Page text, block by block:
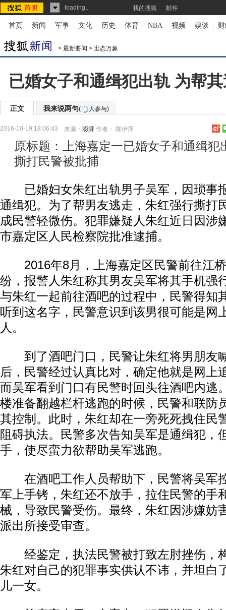
loading... 我的搜狐 邮件
首页 - 新闻 - 军事 - 文化 - 历史 - 体育 - NBA - 视频 - 娱谈 -
> 最新要闻 > 世态万象
已婚女子和通缉犯出轨 为帮
正文 我来说两句( 人参与)
2016-10-19 18:06:43 来源： 澎湃 作者： 陈伊萍
原标题：上海嘉定一已婚女子和通缉犯
撕打民警被批捕
已婚妇女朱红出轨男子吴军，因琐事
通缉犯。为了帮男友逃走，朱红强行撕打
成民警轻微伤。犯罪嫌疑人朱红近日因涉
市嘉定区人民检察院批准逮捕。
2016年8月，上海嘉定区民警前往江桥
纷，报警人朱红称其男友吴军将其手机强
与朱红一起前往酒吧的过程中，民警得知
听到这名字，民警意识到该男很可能是网
人。
到了酒吧门口，民警让朱红将男朋友
后，民警经过认真比对，确定他就是网上
而吴军看到门口有民警时回头往酒吧内逃
楼准备翻越栏杆逃跑的时候，民警和联防
其控制。此时，朱红却在一旁死死拽住民
阻碍执法。民警多次告知吴军是通缉犯，
手，使尽蛮力欲帮助吴军逃跑。
在酒吧工作人员帮助下，民警将吴军
军上手铐，朱红还不放手，拉住民警的手
械，导致民警受伤。最终，朱红因涉嫌妨
派出所接受审查。
经鉴定，执法民警被打致左肘挫伤，
朱红对自己的犯罪事实供认不讳，并坦白
儿一女。